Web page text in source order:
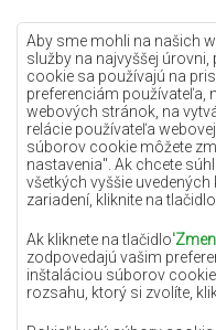
Aby sme mohli na našich
služby na najvyššej
cookie sa používajú na
preferenciám používateľa,
webových stránok, na
relácie používateľa
súborov cookie môžete
nastavenia". Ak chcete
všetkých vyššie
zariadení, kliknite na tlačidlo
Ak kliknete na tlačidlo
zodpovedajú vašim
inštaláciou súborov
rozsahu, ktorý si zvolíte,